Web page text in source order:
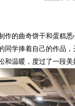
作的曲奇饼干和蛋糕
同学捧着自己的作品
和温暖，度过了一段美